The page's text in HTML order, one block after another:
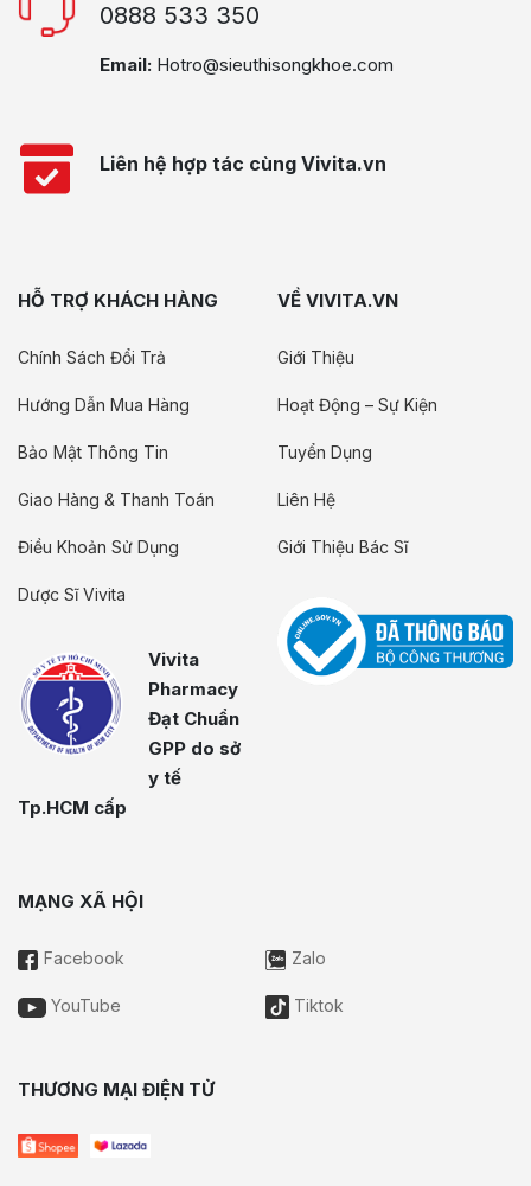
0888 533 350
Email: Hotro@sieuthisongkhoe.com
Liên hệ hợp tác cùng Vivita.vn
HỖ TRỢ KHÁCH HÀNG
Chính Sách Đổi Trả
Hướng Dẫn Mua Hàng
Bảo Mật Thông Tin
Giao Hàng & Thanh Toán
Điều Khoản Sử Dụng
Dược Sĩ Vivita
Vivita
Pharmacy
Đạt Chuẩn
GPP do sở
y tế
Tp.HCM cấp
VỀ VIVITA.VN
Giới Thiệu
Hoạt Động – Sự Kiện
Tuyển Dụng
Liên Hệ
Giới Thiệu Bác Sĩ
MẠNG XÃ HỘI
Facebook Zalo
YouTube Tiktok
THƯƠNG MẠI ĐIỆN TỬ